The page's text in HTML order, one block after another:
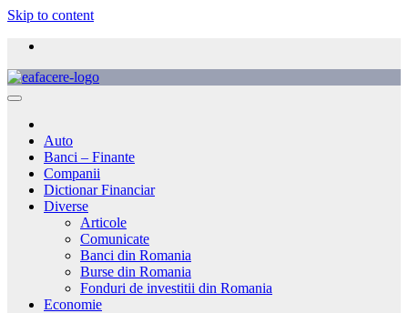
Skip to content
Auto
Banci – Finante
Companii
Dictionar Financiar
Diverse
Articole
Comunicate
Banci din Romania
Burse din Romania
Fonduri de investitii din Romania
Economie